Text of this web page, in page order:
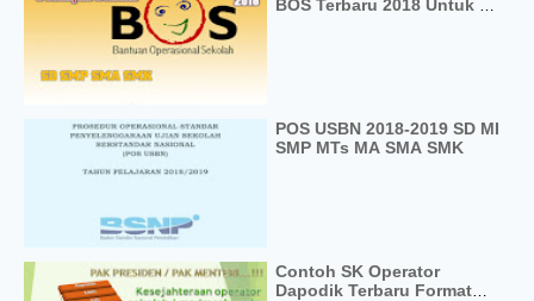
BOS Terbaru 2018 Untuk SD
POS USBN 2018-2019 SD MI
SMP MTs MA SMA SMK
Contoh SK Operator
Dapodik Terbaru Format